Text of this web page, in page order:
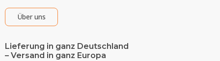
Über uns
Lieferung in ganz Deutschland
– Versand in ganz Europa